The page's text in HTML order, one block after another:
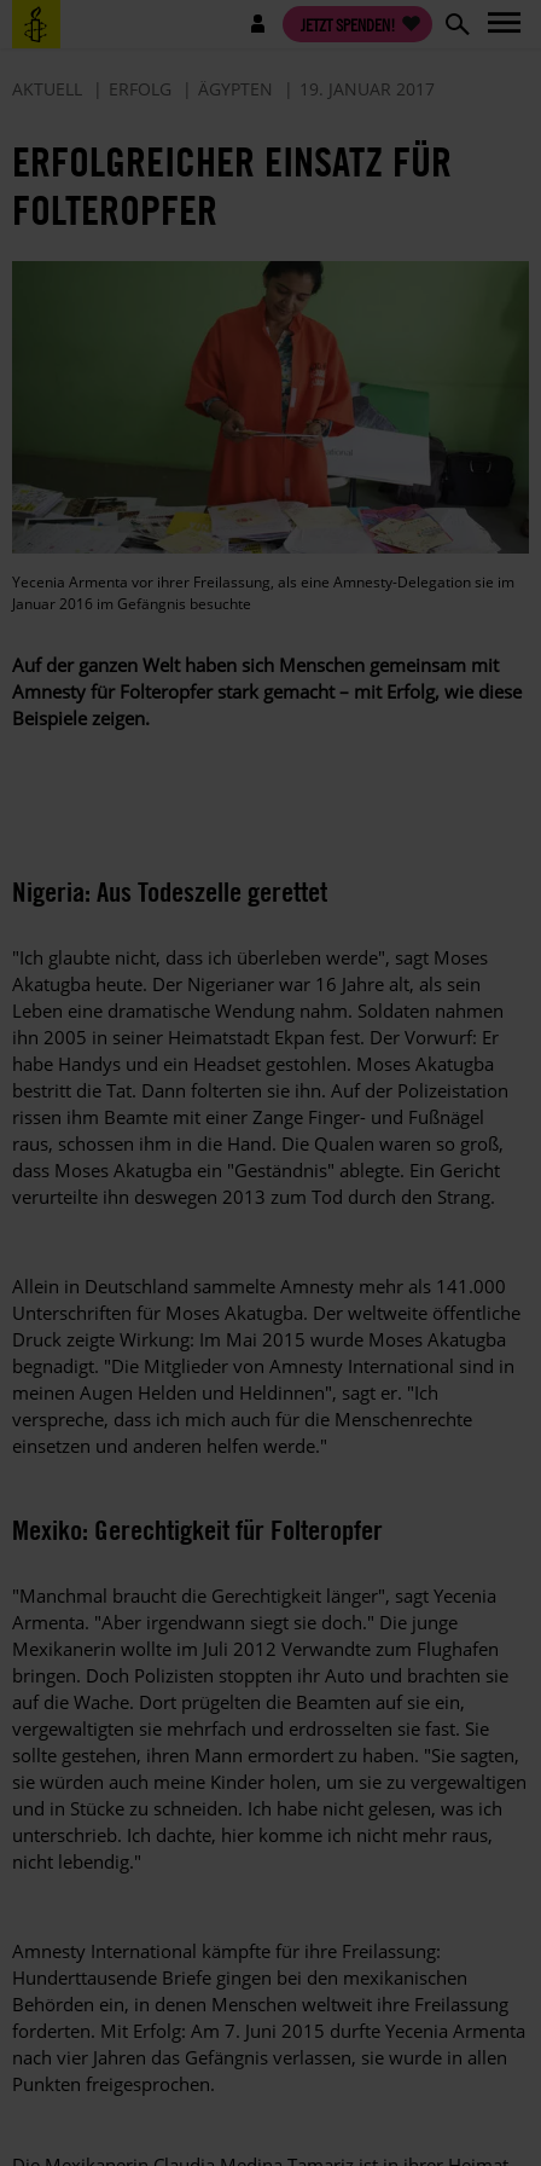
Direkt
zum
Benutzermenü JETZT SPENDEN!
AKTUELL ERFOLG ÄGYPTEN 19. JANUAR 2017
ERFOLGREICHER EINSATZ FÜR
FOLTEROPFER
Yecenia Armenta vor ihrer Freilassung, als eine Amnesty-Delegation sie im
Januar 2016 im Gefängnis besuchte
Auf der ganzen Welt haben sich Menschen gemeinsam mit
Amnesty für Folteropfer stark gemacht – mit Erfolg, wie diese
Beispiele zeigen.
Nigeria: Aus Todeszelle gerettet
"Ich glaubte nicht, dass ich überleben werde", sagt Moses
Akatugba heute. Der Nigerianer war 16 Jahre alt, als sein
Leben eine dramatische Wendung nahm. Soldaten nahmen
ihn 2005 in seiner Heimatstadt Ekpan fest. Der Vorwurf: Er
habe Handys und ein Headset gestohlen. Moses Akatugba
bestritt die Tat. Dann folterten sie ihn. Auf der Polizeistation
rissen ihm Beamte mit einer Zange Finger- und Fußnägel
raus, schossen ihm in die Hand. Die Qualen waren so groß,
dass Moses Akatugba ein "Geständnis" ablegte. Ein Gericht
verurteilte ihn deswegen 2013 zum Tod durch den Strang.
Allein in Deutschland sammelte Amnesty mehr als 141.000
Unterschriften für Moses Akatugba. Der weltweite öffentliche
Druck zeigte Wirkung: Im Mai 2015 wurde Moses Akatugba
begnadigt. "Die Mitglieder von Amnesty International sind in
meinen Augen Helden und Heldinnen", sagt er. "Ich
verspreche, dass ich mich auch für die Menschenrechte
einsetzen und anderen helfen werde."
Mexiko: Gerechtigkeit für Folteropfer
"Manchmal braucht die Gerechtigkeit länger", sagt Yecenia
Armenta. "Aber irgendwann siegt sie doch." Die junge
Mexikanerin wollte im Juli 2012 Verwandte zum Flughafen
bringen. Doch Polizisten stoppten ihr Auto und brachten sie
auf die Wache. Dort prügelten die Beamten auf sie ein,
vergewaltigten sie mehrfach und erdrosselten sie fast. Sie
sollte gestehen, ihren Mann ermordert zu haben. "Sie sagten,
sie würden auch meine Kinder holen, um sie zu vergewaltigen
und in Stücke zu schneiden. Ich habe nicht gelesen, was ich
unterschrieb. Ich dachte, hier komme ich nicht mehr raus,
nicht lebendig."
Amnesty International kämpfte für ihre Freilassung:
Hunderttausende Briefe gingen bei den mexikanischen
Behörden ein, in denen Menschen weltweit ihre Freilassung
forderten. Mit Erfolg: Am 7. Juni 2015 durfte Yecenia Armenta
nach vier Jahren das Gefängnis verlassen, sie wurde in allen
Punkten freigesprochen.